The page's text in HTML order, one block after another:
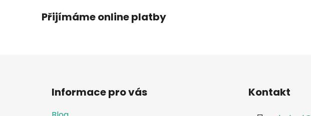
Přijímáme online platby
Informace pro vás Kontakt